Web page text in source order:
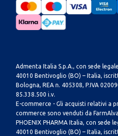
Admenta Italia S.p.A., con sede
40010 Bentivoglio (BO) – Italia,
Bologna, REA n. 405308, P.IVA
85.338.500 i.v.
E-commerce - Gli acquisti relativi a
commerce sono venduti da
PHOENIX PHARMA Italia, con sede
40010 Bentivoglio (BO) – Italia,